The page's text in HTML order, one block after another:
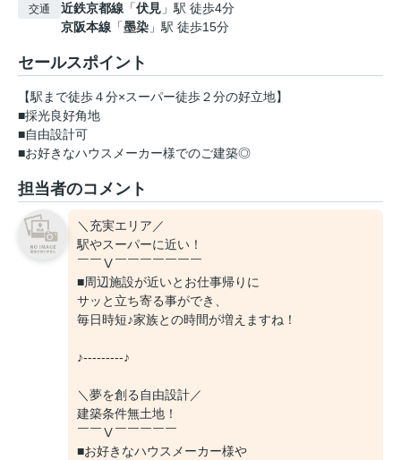
交通 近鉄京都線 「伏見 」駅 徒歩4分
京阪本線 「墨染 」駅 徒歩15分
セールスポイント
【駅まで徒歩４分×スーパー徒歩２分の好立地】
■採光良好角地
■自由設計可
■お好きなハウスメーカー様でのご建築◎
担当者のコメント
＼充実エリア／
駅やスーパーに近い！
￣￣Ⅴ￣￣￣￣￣￣￣
■周辺施設が近いとお仕事帰りに
サッと立ち寄る事ができ、
毎日時短♪家族との時間が増えますね！
♪---------♪
＼夢を創る自由設計／
建築条件無土地！
￣￣Ⅴ￣￣￣￣￣
■お好きなハウスメーカー様や